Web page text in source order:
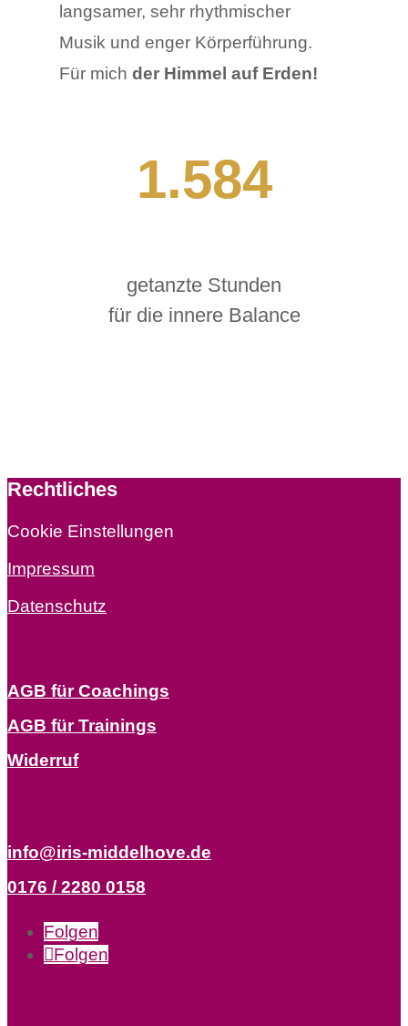
langsamer, sehr rhythmischer
Musik und enger Körperführung.
Für michder Himmel auf Erden!
1.584
getanzte Stunden
für die innere Balance
Rechtliches
Cookie Einstellungen
Impressum
Datenschutz
AGB für Coachings
AGB für Trainings
Widerruf
info@iris-middelhove.de
0176 / 2280 0158
Folgen
Folgen